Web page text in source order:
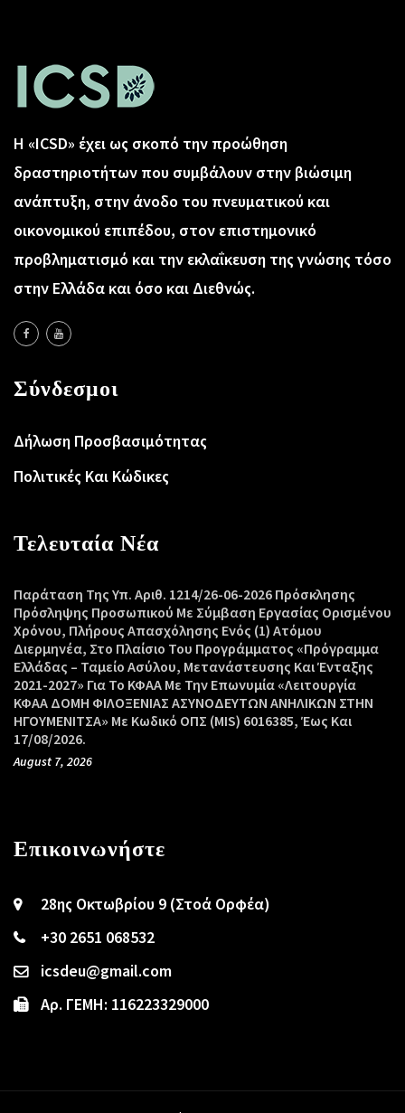
Η «ICSD» έχει ως σκοπό την προώθηση
δραστηριοτήτων που συμβάλουν στην βιώσιμη
ανάπτυξη, στην άνοδο του πνευματικού και
οικονομικού επιπέδου, στον επιστημονικό
προβληματισμό και την εκλαΐκευση της γνώσης τόσο
στην Ελλάδα και όσο και Διεθνώς.
Σύνδεσμοι
Δήλωση Προσβασιμότητας
Πολιτικές Και Κώδικες
Τελευταία Νέα
Παράταση Της Υπ. Αριθ. 1214/26-06-2026 Πρόσκλησης
Πρόσληψης Προσωπικού Με Σύμβαση Εργασίας Ορισμένου
Χρόνου, Πλήρους Απασχόλησης Ενός (1) Ατόμου
Διερμηνέα, Στο Πλαίσιο Του Προγράμματος «Πρόγραμμα
Ελλάδας – Ταμείο Ασύλου, Μετανάστευσης Και Ένταξης
2021-2027» Για Το ΚΦΑΑ Με Την Επωνυμία «Λειτουργία
ΚΦΑΑ ΔΟΜΗ ΦΙΛΟΞΕΝΙΑΣ ΑΣΥΝΟΔΕΥΤΩΝ ΑΝΗΛΙΚΩΝ ΣΤΗΝ
ΗΓΟΥΜΕΝΙΤΣΑ» Με Κωδικό ΟΠΣ (MIS) 6016385, Έως Και
17/08/2026.
August 7, 2026
Επικοινωνήστε
28ης Οκτωβρίου 9 (Στοά Ορφέα)
+30 2651 068532
icsdeu@gmail.com
Αρ. ΓΕΜΗ: 116223329000